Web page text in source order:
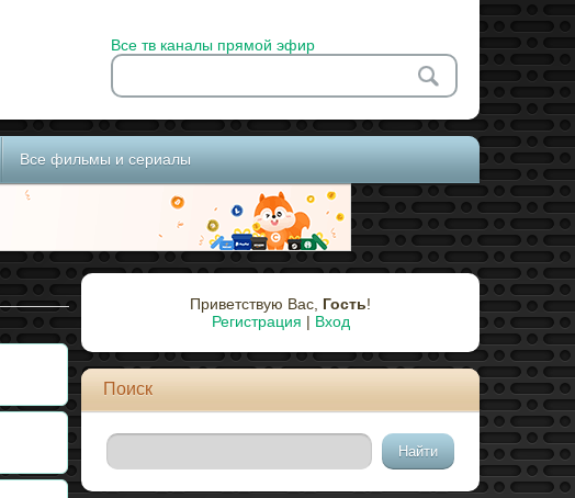
Все тв каналы прямой эфир
Все фильмы и сериалы
Приветствую Вас Гость!
Регистрация | Вход
Поиск